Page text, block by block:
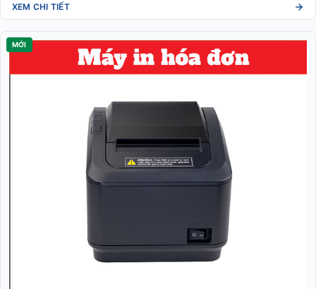
XEM CHI TIẾT
MỚI